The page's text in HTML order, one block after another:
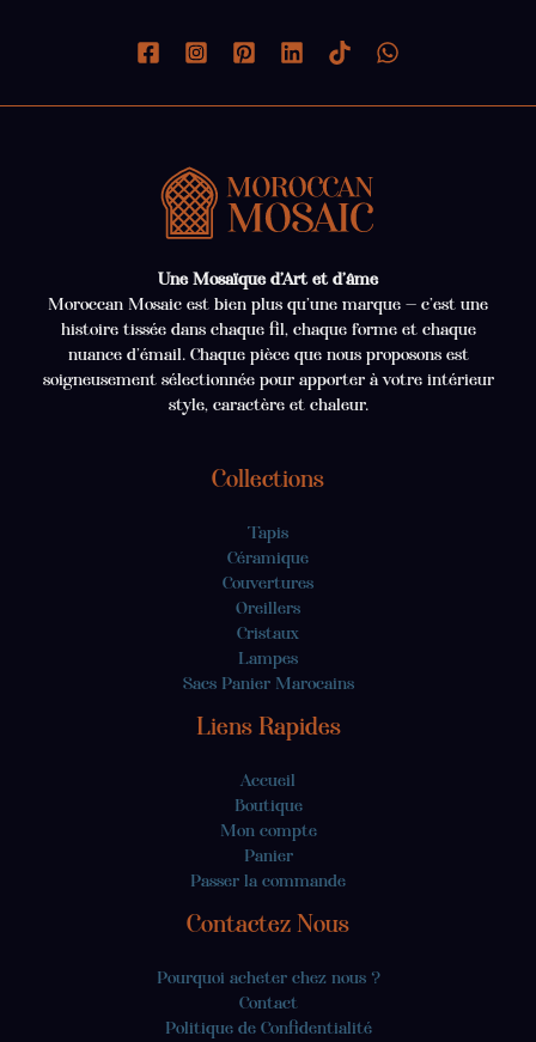
Une Mosaïque d’Art et d’âme
Moroccan Mosaic est bien plus qu’une marque — c’est une
histoire tissée dans chaque fil, chaque forme et chaque
nuance d’émail. Chaque pièce que nous proposons est
soigneusement sélectionnée pour apporter à votre intérieur
style, caractère et chaleur.
Collections
Tapis
Céramique
Couvertures
Oreillers
Cristaux
Lampes
Sacs Panier Marocains
Liens Rapides
Accueil
Boutique
Mon compte
Panier
Passer la commande
Contactez Nous
Pourquoi acheter chez nous ?
Contact
Politique de Confidentialité